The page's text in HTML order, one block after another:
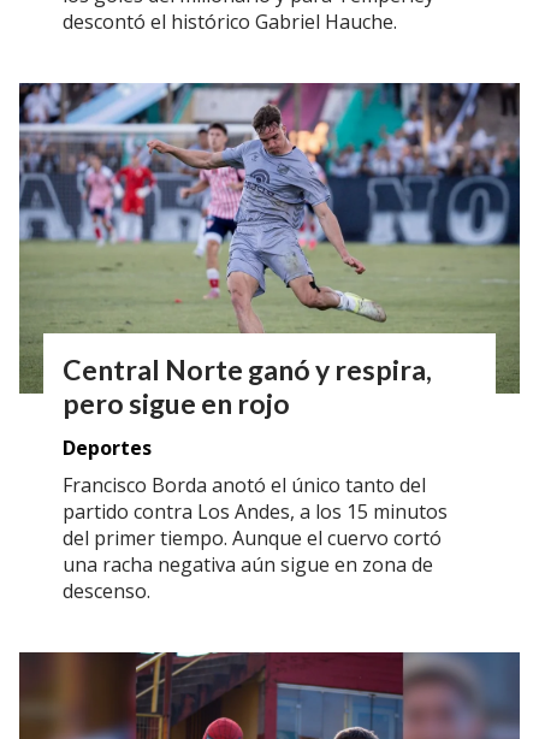
descontó el histórico Gabriel Hauche.
Central Norte ganó y respira,
pero sigue en rojo
Deportes
Francisco Borda anotó el único tanto del
partido contra Los Andes, a los 15 minutos
del primer tiempo. Aunque el cuervo cortó
una racha negativa aún sigue en zona de
descenso.